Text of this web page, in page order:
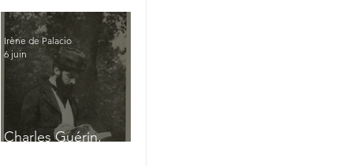
Charles Guérin,
Irène de Palacio
6 juin